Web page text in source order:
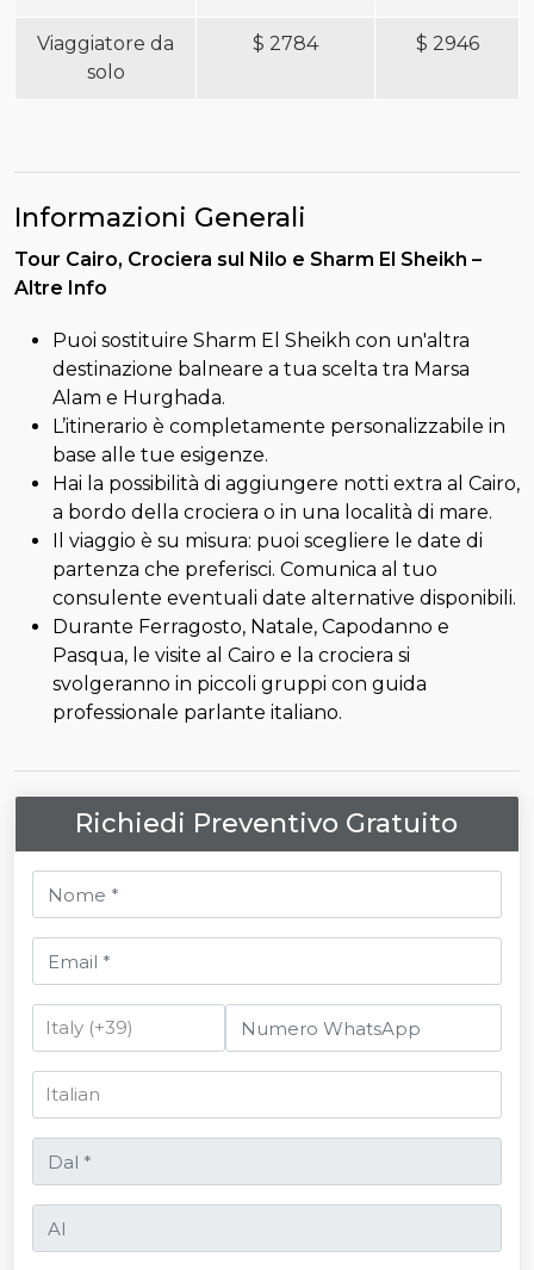
Viaggiatore da
solo
$ 2784 $ 2946
Informazioni Generali
Tour Cairo, Crociera sul Nilo e Sharm El Sheikh –
Altre Info
Puoi sostituire Sharm El Sheikh con un'altra
destinazione balneare a tua scelta tra Marsa
Alam e Hurghada.
L’itinerario è completamente personalizzabile in
base alle tue esigenze.
Hai la possibilità di aggiungere notti extra al Cairo,
a bordo della crociera o in una località di mare.
Il viaggio è su misura: puoi scegliere le date di
partenza che preferisci. Comunica al tuo
consulente eventuali date alternative disponibili.
Durante Ferragosto, Natale, Capodanno e
Pasqua, le visite al Cairo e la crociera si
svolgeranno in piccoli gruppi con guida
professionale parlante italiano.
Richiedi Preventivo Gratuito